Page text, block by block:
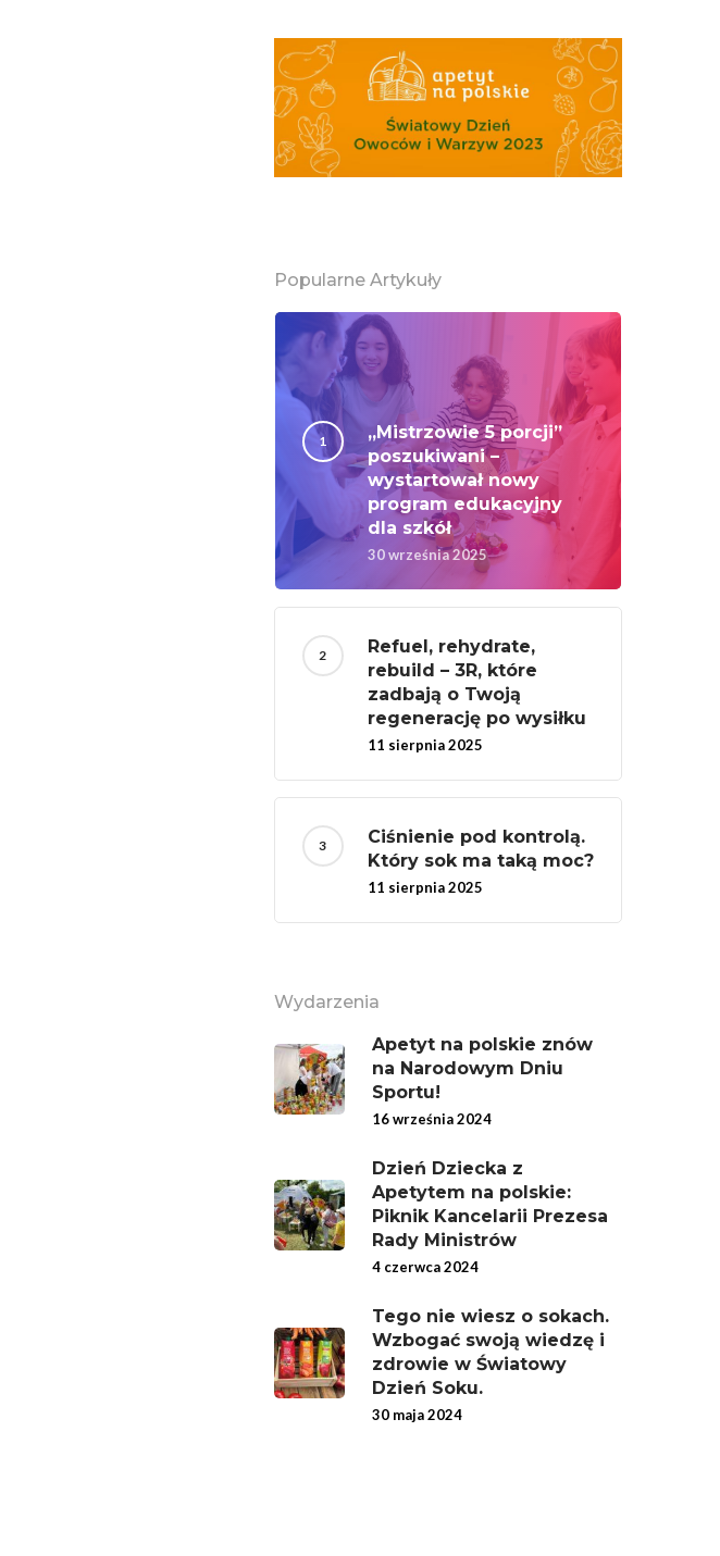
Popularne Artykuły
„Mistrzowie 5 porcji”
poszukiwani –
wystartował nowy
program edukacyjny
dla szkół
30 września 2025
Refuel, rehydrate,
rebuild – 3R, które
zadbają o Twoją
regenerację po wysiłku
11 sierpnia 2025
Ciśnienie pod kontrolą.
Który sok ma taką moc?
11 sierpnia 2025
Wydarzenia
Apetyt na polskie znów
na Narodowym Dniu
Sportu!
16 września 2024
Dzień Dziecka z
Apetytem na polskie:
Piknik Kancelarii Prezesa
Rady Ministrów
4 czerwca 2024
Tego nie wiesz o sokach.
Wzbogać swoją wiedzę i
zdrowie w Światowy
Dzień Soku.
30 maja 2024